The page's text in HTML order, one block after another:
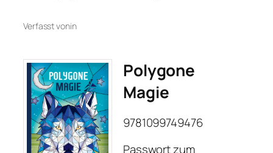
Verfasst vonin
Polygone
Magie
9781099749476
Passwort zum